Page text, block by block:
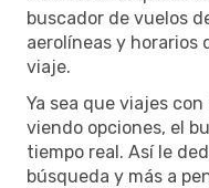
buscador de vuelos
aerolíneas y horarios
viaje.
Ya sea que viajes
viendo opciones, el
tiempo real. Así le
búsqueda y más a